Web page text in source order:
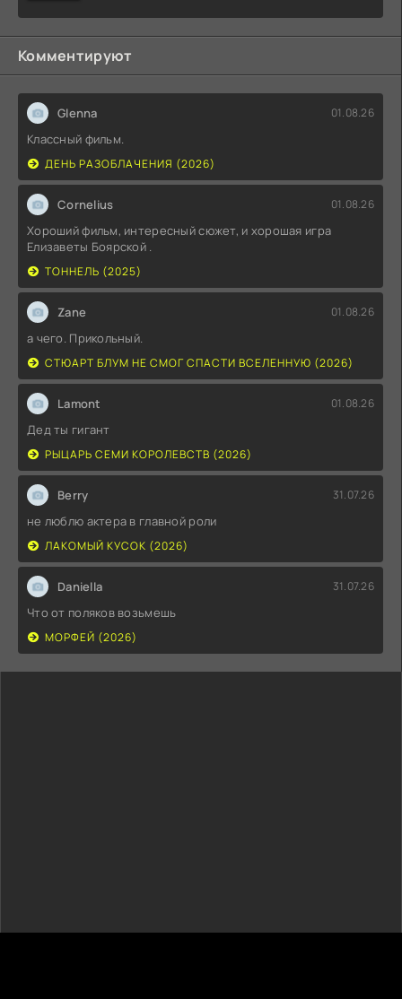
Комментируют
Glenna 01.08.26
Классный фильм.
ДЕНЬ РАЗОБЛАЧЕНИЯ (2026)
Cornelius 01.08.26
Хороший фильм, интересный сюжет, и хорошая игра
Елизаветы Боярской .
ТОННЕЛЬ (2025)
Zane 01.08.26
а чего. Прикольный.
СТЮАРТ БЛУМ НЕ СМОГ СПАСТИ ВСЕЛЕННУЮ (2026)
Lamont 01.08.26
Дед ты гигант
РЫЦАРЬ СЕМИ КОРОЛЕВСТВ (2026)
Berry 31.07.26
не люблю актера в главной роли
ЛАКОМЫЙ КУСОК (2026)
Daniella 31.07.26
Что от поляков возьмешь
МОРФЕЙ (2026)